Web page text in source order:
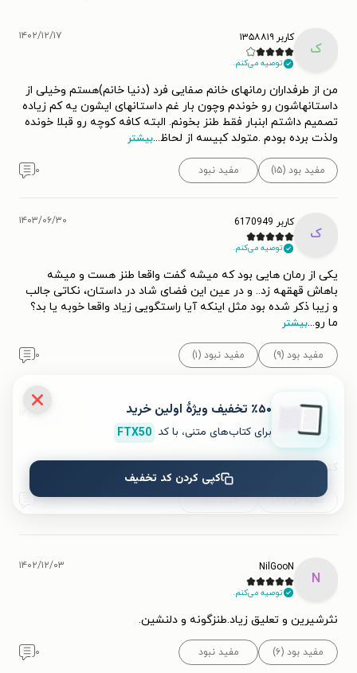
ک
کاربر ۱۳۵۸۸۱۹
توصیه می‌کنم.
۱۴۰۲/۱۲/۱۷
من از طرفداران رمانهای خانم صفایی فرد (دنیا خانم)هستم وخیلی از
داستانهاشون رو خوندم وچون بار غم داستانهای ایشون یه کم زیاده
تصمیم داشتم ابنبار فقط طنز بخونم. البته کافه کوچه رو قبلا خونده
ولذت برده بودم .متولد کبیسه از لحاظ...بیشتر
مفید بود (۱۵) مفید نبود ۰
ک
کاربر 6170949
توصیه می‌کنم.
۱۴۰۳/۰۶/۳۰
یکی از رمان هایی بود که میشه گفت واقعا طنز هست و میشه
باهاش قهقهه زد.. و در عین این فضای شاد در داستان، نکاتی جالب
و زیبا ذکر شده بود مثل اینکه آیا راستگویی زیاد واقعا خوبه یا بد؟
ما رو...بیشتر
مفید بود (۹) مفید نبود (۱) ۰
SARA
توصیه می‌کنم.
کتاب دلنشینی بود اما به پای کافه‌کوچه نمیرسید.
مفید بود (۸) مفید نبود ۰
N
NilGooN
توصیه می‌کنم.
۱۴۰۲/۱۲/۰۳
نثرشیرین و تعلیق زیاد.طنزگونه و دلنشین.
مفید بود (۶) مفید نبود ۰
٪۵۰ تخفیف ویژۀ اولین خرید
برای کتاب‌های متنی، با کد FTX50
کپی کردن کد تخفیف